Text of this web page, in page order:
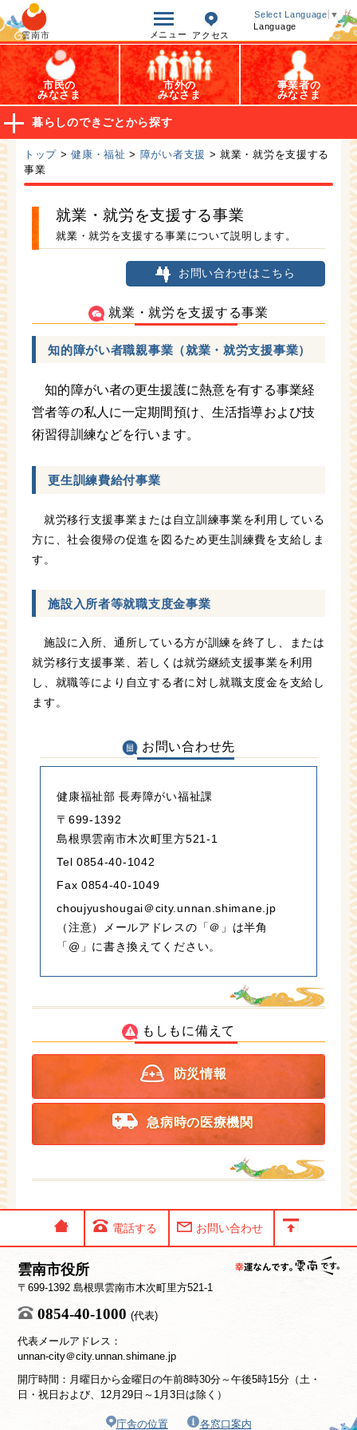
雲南市 メニュー アクセス
Select Language ▼
Language
オープンデータ
市民の
みなさま
市外の
みなさま
事業者の
みなさま
暮らしのできごとから探す
トップ >健康・福祉 > 障がい者支援 > 就業・就労を支援する
事業
就業・就労を支援する事業
就業・就労を支援する事業について説明します。
お問い合わせはこちら
就業・就労を支援する事業
知的障がい者職親事業（就業・就労支援事業）
知的障がい者の更生援護に熱意を有する事業経
営者等の私人に一定期間預け、生活指導および技
術習得訓練などを行います。
更生訓練費給付事業
就労移行支援事業または自立訓練事業を利用している
方に、社会復帰の促進を図るため更生訓練費を支給しま
す。
施設入所者等就職支度金事業
施設に入所、通所している方が訓練を終了し、または
就労移行支援事業、若しくは就労継続支援事業を利用
し、就職等により自立する者に対し就職支度金を支給し
ます。
お問い合わせ先
健康福祉部 長寿障がい福祉課
〒699-1392
島根県雲南市木次町里方521-1
Tel 0854-40-1042
Fax 0854-40-1049
choujyushougai＠city.unnan.shimane.jp
（注意）メールアドレスの「＠」は半角
「@」に書き換えてください。
もしもに備えて
防災情報
急病時の医療機関
電話する お問い合わせ
雲南市役所
〒699-1392 島根県雲南市木次町里方521-1
0854-40-1000 (代表)
代表メールアドレス：
unnan-city＠city.unnan.shimane.jp
開庁時間：月曜日から金曜日の午前8時30分～午後5時15分（土・
日・祝日および、12月29日～1月3日は除く）
庁舎の位置 各窓口案内